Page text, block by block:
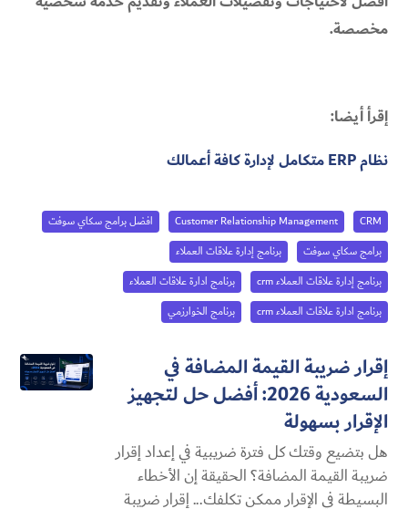
مخصصة.
إقرأ أيضا:
نظام ERP متكامل لإدارة كافة أعمالك
CRM
Customer Relationship Management
افضل برامج سكاي سوفت
برامج سكاي سوفت
برنامج إدارة علاقات العملاء
برنامج إدارة علاقات العملاء crm
برنامج ادارة علاقات العملاء
برنامج ادارة علاقات العملاء crm
برنامج الخوارزمي
إقرار ضريبة القيمة المضافة في
السعودية 2026: أفضل حل لتجهيز
الإقرار بسهولة
هل بتضيع وقتك كل فترة ضريبية في إعداد إقرار
ضريبة القيمة المضافة؟ الحقيقة إن الأخطاء
البسيطة في الإقرار ممكن تكلفك... إقرار ضريبة